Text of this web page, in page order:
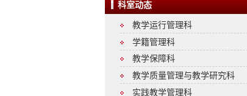
科室动态
教学运行管理科
学籍管理科
教学保障科
教学质量管理与教学研究科
实践教学管理科